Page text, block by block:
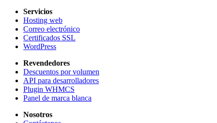
Servicios
Hosting web
Correo electrónico
Certificados SSL
WordPress
Revendedores
Descuentos por volumen
API para desarrolladores
Plugin WHMCS
Panel de marca blanca
Nosotros